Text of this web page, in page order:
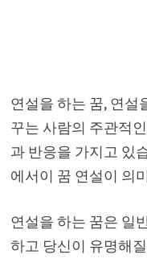
연설을 하는 꿈, 연설
꾸는 사람의 주관적
과 반응을 가지고 있
에서이 꿈 연설이 의
연설을 하는 꿈은 일
하고 당신이 유명해